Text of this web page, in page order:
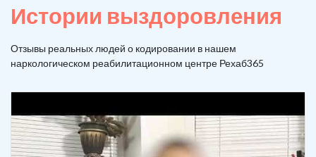
Истории выздоровления
Отзывы реальных людей о кодировании в нашем
наркологическом реабилитационном центре Рехаб365